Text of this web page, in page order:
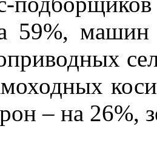
59%, машин
– на 26%,